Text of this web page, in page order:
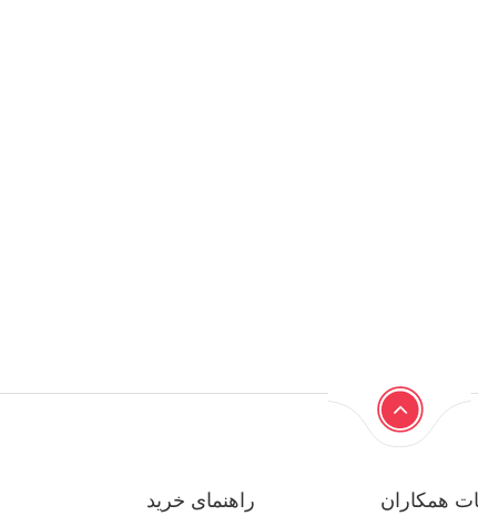
همکاران راهنمای خرید